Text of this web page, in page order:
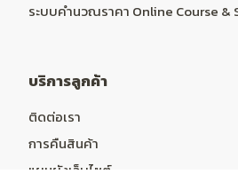
ระบบคำนวณราคา Online Course
บริการลูกค้า
ติดต่อเรา
การคืนสินค้า
แผนผังเว็บไซต์